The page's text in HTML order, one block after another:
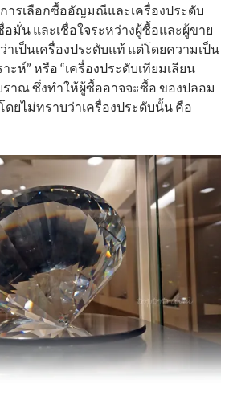
ารเลือกซื้ออัญมณีและเครื่องประดับ
อมั่น และเชื่อใจระหว่างผู้ซื้อและผู้ขาย
เป็นเครื่องประดับแท้ แต่โดยความเป็น
ะห์” หรือ “เครื่องประดับเทียมเลียน
าณ ซึ่งทำให้ผู้ซื้ออาจจะซื้อ ของปลอม
ยไม่ทราบว่าเครื่องประดับนั้น คือ